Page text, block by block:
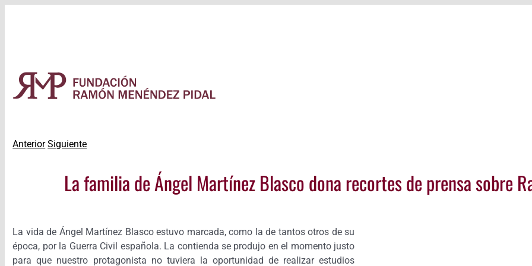
Anterior Siguiente
La familia de Ángel Martínez Blasco dona recortes de prensa sobre
La vida de Ángel Martínez Blasco estuvo marcada, como la de tantos otros de su
época, por la Guerra Civil española. La contienda se produjo en el momento justo
para que nuestro protagonista no tuviera la oportunidad de realizar estudios